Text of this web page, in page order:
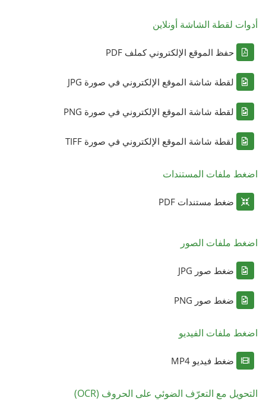
أدوات لقطة الشاشة أونلاين
حفظ الموقع الإلكتروني كملف PDF
لقطة شاشة الموقع الإلكتروني في صورة JPG
لقطة شاشة الموقع الإلكتروني في صورة PNG
لقطة شاشة الموقع الإلكتروني في صورة TIFF
اضغط ملفات المستندات
ضغط مستندات PDF
اضغط ملفات الصور
ضغط صور JPG
ضغط صور PNG
اضغط ملفات الفيديو
ضغط فيديو MP4
التحويل مع التعرّف الضوئي على الحروف (OCR)